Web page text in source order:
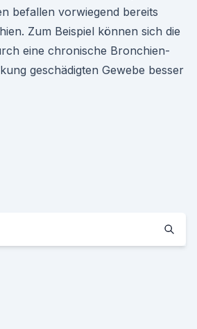
befallen vorwiegend bereits
Zum Beispiel können sich die
eine chronische Bronchien-
geschädigten Gewebe besser